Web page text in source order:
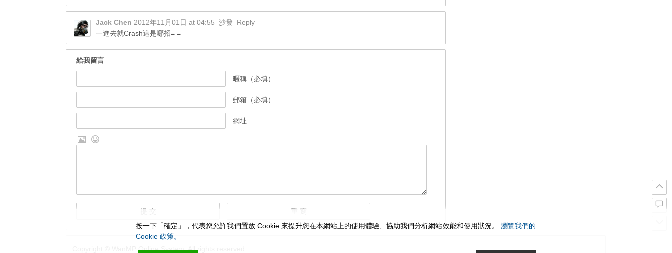
Jack Chen 2012年11月01日 at 04:55 沙發
Reply
一進去就Crash這是哪招= =
給我留言
暱稱（必填）
郵箱（必填）
網址
Copyright © WanMP Online System. All rights reserved.
按一下「確定」，代表您允許我們置放 Cookie 來提升您在本網站上的使用體驗、協助我們分析網站效能和使用狀況。 瀏覽我們的
Cookie 政策。